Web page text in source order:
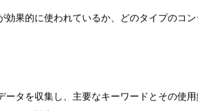
達成するための基本的な要素であり、こ